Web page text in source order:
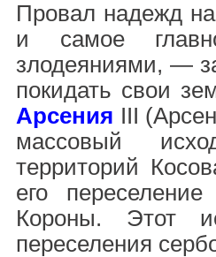
Провал надежд
и самое
злодеяниями, —
покидать свои
Арсения III
массовый
территорий
его
Короны. Этот
переселения